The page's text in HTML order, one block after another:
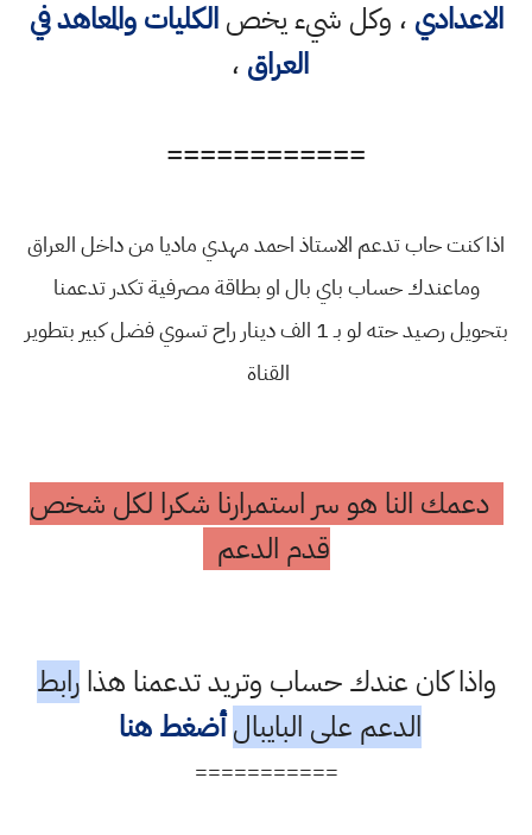
الاعدادي ، وكل شيء يخصالكليات والمعاهد في
العراق ،
============
اذا كنت حاب تدعم الاستاذ احمد مهدي ماديا من داخل العراق
وماعندك حساب باي بال او بطاقة مصرفية تكدر تدعمنا
بتحويل رصيد حته لو بـ 1 الف دينار راح تسوي فضل كبير بتطوير
القناة
دعمك النا هو سر استمرارنا شكرا لكل شخص
قدم الدعم
واذا كان عندك حساب وتريد تدعمنا هذارابط
الدعم على البايبال أضغط هنا
===========